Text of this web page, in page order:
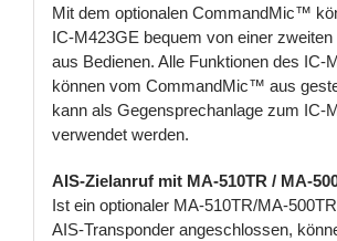
Mit dem optionalen CommandMic™
IC-M423GE bequem von einer
aus Bedienen. Alle Funktionen des IC-
können vom CommandMic™ aus
kann als Gegensprechanlage zum IC-
verwendet werden.
AIS-Zielanruf mit MA-510TR / MA-
Ist ein optionaler MA-510TR/MA-
AIS-Transponder angeschlossen,